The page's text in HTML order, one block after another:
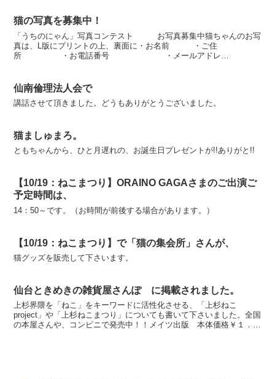
猫の写真を募集中！
「うちのにゃん」写真コンテスト お写真募集中猫ちゃんのお写
真は、L版にプリントの上、裏面に・お名前 ・ご住
所 ・お電話番号 ・メールアドレ
仙南倫理法人会で
講話させて頂きました。どうもありがとうございました。
猫ましゅまろ。
ともちゃんから、ひと月遅れの、お誕生日プレゼントが!!ありがと!!
【10/19：ねこまつり】ORAINO GAGAさまのご出演ご
予定時間は、
14：50～です。（お時間が前後する場合があります。）
【10/19：ねこまつり】で「猫の集会所」さんが、
猫グッズを販売して下さいます。
仙台ときめきの雑貨屋さんぽ に掲載されました。
上杉界隈を「ねこ」をキーワードに活性化させる、「上杉ねこ
project」や「上杉ねこまつり」についても書いて下さいました。全国
の本屋さんや、コンビニで発売中！！メイツ出版 本体価格￥１．６